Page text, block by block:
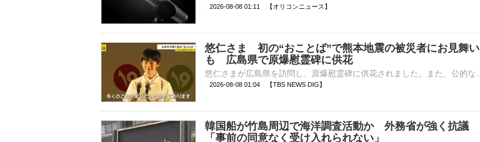
2026-08-08 01:11 【オリコンニュース】
悠仁さま 初の“おことば”で熊本地震の被災者にお見舞い
も 広島県で原爆慰霊碑に供花
2026-08-08 01:04 【TBS NEWS DIG】
韓国船が竹島周辺で海洋調査活動か 外務省が強く抗議
「事前の同意なく受け入れられない」